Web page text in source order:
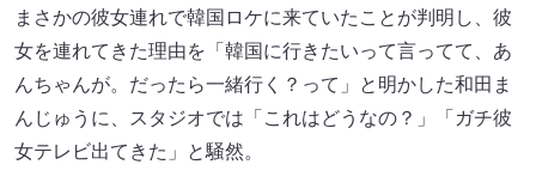
まさかの彼女連れで韓国ロケに来ていたことが判明し、彼
女を連れてきた理由を「韓国に行きたいって言ってて、あ
んちゃんが。だったら一緒行く？って」と明かした和田ま
んじゅうに、スタジオでは「これはどうなの？」「ガチ彼
女テレビ出てきた」と騒然。